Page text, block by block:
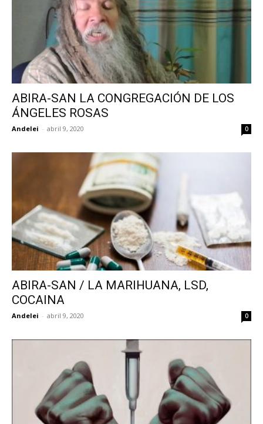
ABIRA-SAN LA CONGREGACIÓN DE LOS
ÁNGELES ROSAS
Andelei - abril 9, 2020 0
ABIRA-SAN / LA MARIHUANA, LSD,
COCAINA
Andelei - abril 9, 2020 0